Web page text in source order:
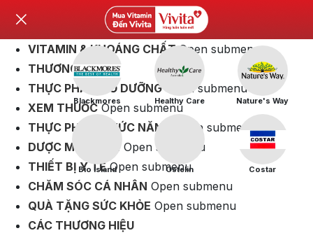
VITAMIN & KHOÁNG CHẤTOpen submenu
THƯƠNG HIỆU
THỰC PHẨM BỔ DƯỠNG
Open submenu
XEM THUỐC Open submenu
THỰC PHẨM CHỨC NĂNG
Open submenu
DƯỢC MỸ PHẨM Open submenu
THIẾT BỊ Y TẾ Open submenu
CHĂM SÓC CÁ NHÂN Open submenu
QUÀ TẶNG SỨC KHỎE Open submenu
CÁC THƯƠNG HIỆU
Blackmores Healthy Care Nature's Way
Bio Island Ostelin Costar